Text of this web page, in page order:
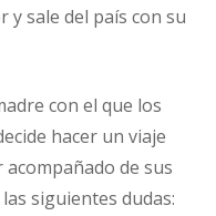
y sale del país con su
con el que los
hacer un viaje
de sus
siguientes dudas: